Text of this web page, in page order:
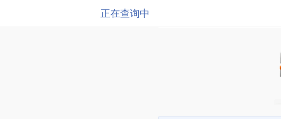
正在查询中